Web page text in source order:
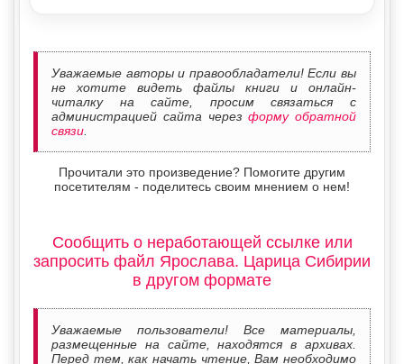
Уважаемые авторы и правообладатели! Если вы
не хотите видеть файлы книги и онлайн-
читалку на сайте, просим связаться с
администрацией сайта черезформу обратной
связи
Прочитали это произведение? Помогите другим
посетителям - поделитесь своим мнением о нем!
Сообщить о неработающей ссылке или
запросить файл Ярослава. Царица Сибирии
в другом формате
Уважаемые пользователи! Все материалы,
размещенные на сайте, находятся в архивах.
Перед тем, как начать чтение, Вам необходимо